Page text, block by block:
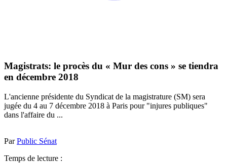
Magistrats: le procès du « Mur des cons » se tiendra
en décembre 2018
L'ancienne présidente du Syndicat de la magistrature (SM) sera
jugée du 4 au 7 décembre 2018 à Paris pour "injures publiques"
dans l'affaire du ...
ParPublic Sénat
Temps de lecture :